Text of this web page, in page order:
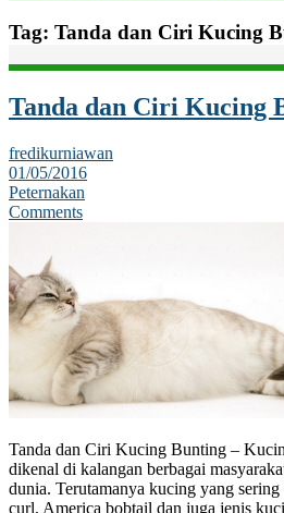
Tag: Tanda dan Ciri Kucing
Tanda dan Ciri Kucing
fredikurniawan
01/05/2016
Peternakan
Comments
Tanda dan Ciri Kucing Bunting –
dikenal di kalangan berbagai
dunia. Terutamanya kucing yang
curl, America bobtail dan juga jenis